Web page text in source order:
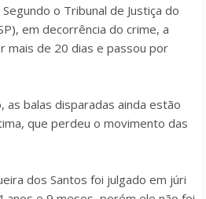
o Tribunal de Justiça do
em decorrência do crime, a
mais de 20 dias e passou por
as balas disparadas ainda estão
que perdeu o movimento das
dos Santos foi julgado em júri